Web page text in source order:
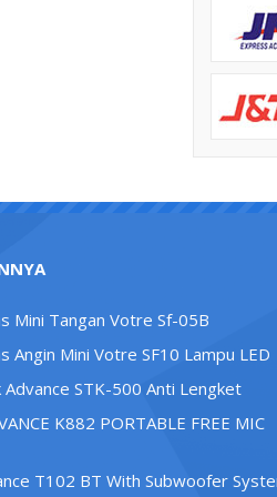
Mini Tangan Votre Sf-05B
Angin Mini Votre SF10 Lampu LED
STK-500 Anti Lengket
K882 PORTABLE FREE MIC
T102 BT With Subwoofer